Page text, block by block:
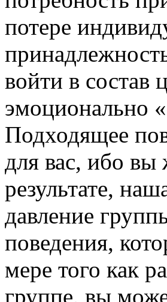
потере
войти в состав
эмоционально
Подходящее
для вас, ибо вы
результате,
давление
поведения,
мере того как
группе, вы